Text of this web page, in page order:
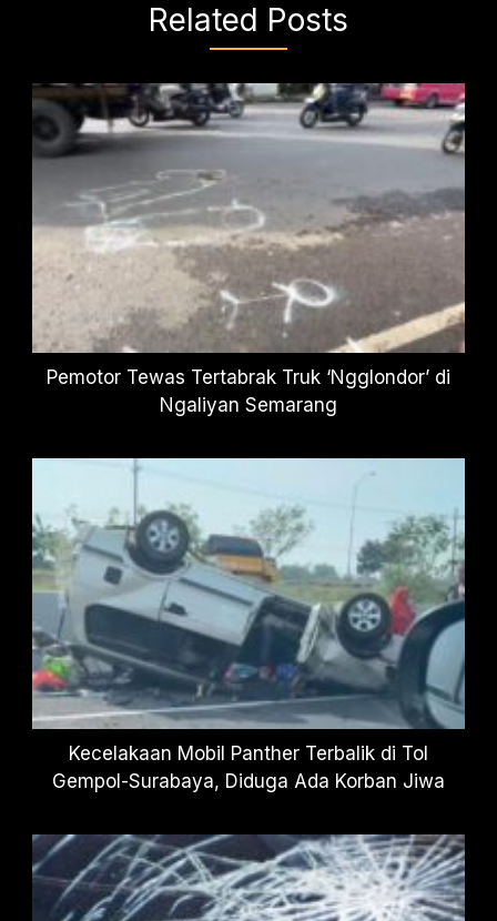
Related Posts
Pemotor Tewas Tertabrak Truk ‘Ngglondor’ di
Ngaliyan Semarang
Kecelakaan Mobil Panther Terbalik di Tol
Gempol-Surabaya, Diduga Ada Korban Jiwa